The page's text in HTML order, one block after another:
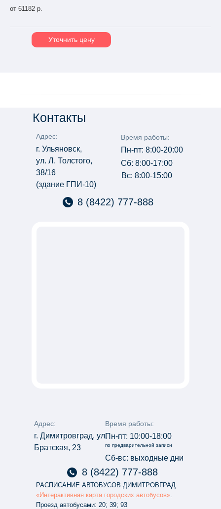
от 61182 р.
Уточнить цену
Контакты
Пн-пт: 8:00-20:00
г. Ульяновск,
ул. Л. Толстого,
38/16
(здание ГПИ-10)
Адрес:
Сб: 8:00-17:00
Вс: 8:00-15:00
Время работы:
8 (8422) 777-888
г. Димитровград, ул.
Братская, 23
Адрес:
РАСПИСАНИЕ АВТОБУСОВ ДИМИТРОВГРАД
«Интерактивная карта городских автобусов».
Проезд автобусами: 20; 39; 93
Время работы:
Пн-пт: 10:00-18:00
Сб-вс: выходные дни
8 (8422) 777-888
по предварительной записи